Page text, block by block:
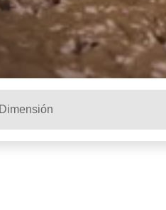
Dimensión